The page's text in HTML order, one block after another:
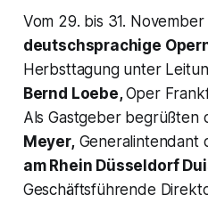
Vom 29. bis 31.
deutschsprachige
Herbsttagung unter
Bernd Loebe,Oper
Als Gastgeber begrüßten
Meyer,Generalintendant
am Rhein Düsseldorf
Geschäftsführende